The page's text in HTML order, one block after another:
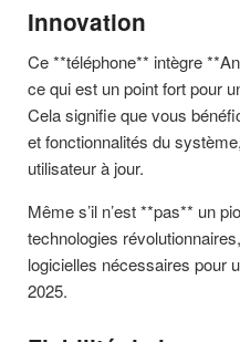
Innovation
Ce **téléphone** intègre
ce qui est un point fort pour
Cela signifie que vous
et fonctionnalités du
utilisateur à jour.
Même s’il n’est **pas** un
technologies
logicielles nécessaires pour
2025.